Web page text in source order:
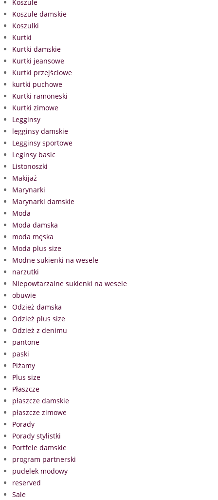
Koszule
Koszule damskie
Koszulki
Kurtki
Kurtki damskie
Kurtki jeansowe
Kurtki przejściowe
kurtki puchowe
Kurtki ramoneski
Kurtki zimowe
Legginsy
legginsy damskie
Legginsy sportowe
Leginsy basic
Listonoszki
Makijaż
Marynarki
Marynarki damskie
Moda
Moda damska
moda męska
Moda plus size
Modne sukienki na wesele
narzutki
Niepowtarzalne sukienki na wesele
obuwie
Odzież damska
Odzież plus size
Odzież z denimu
pantone
paski
Piżamy
Plus size
Płaszcze
płaszcze damskie
płaszcze zimowe
Porady
Porady stylistki
Portfele damskie
program partnerski
pudelek modowy
reserved
Sale